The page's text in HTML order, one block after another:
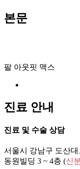
본문
팔 아웃핏 맥스
진료 안내
진료 및 수술 상담
서울시 강남구 도산대
동원빌딩 3 ~ 4층 (신